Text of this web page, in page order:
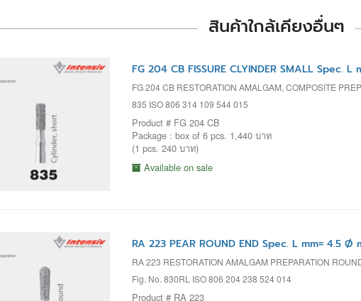
สินค้าใกล้เคียงอื่นๆ
FG 204 CB FISSURE CLYINDER SMALL Spec. L
FG 204 CB RESTORATION AMALGAM, COMPOSITE
835 ISO 806 314 109 544 015
Product # FG 204 CB
Package : box of 6 pcs. 1,440 บาท
(1 pcs. 240 บาท)
Available on sale
RA 223 PEAR ROUND END Spec. L mm= 4.5 Ø
RA 223 RESTORATION AMALGAM PREPARATION
Fig. No. 830RL ISO 806 204 238 524 014
Product # RA 223